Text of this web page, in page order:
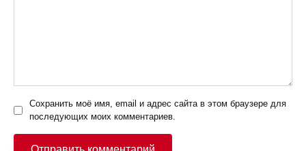
Сохранить моё имя, email и адрес сайта в этом браузере для
последующих моих комментариев.